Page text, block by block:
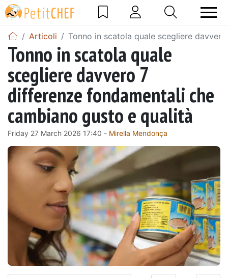
Articoli Tonno in scatola quale scegliere
Tonno in scatola quale
scegliere davvero 7
differenze fondamentali che
cambiano gusto e qualità
Friday 27 March 2026 17:40 - Mirella Mendonça